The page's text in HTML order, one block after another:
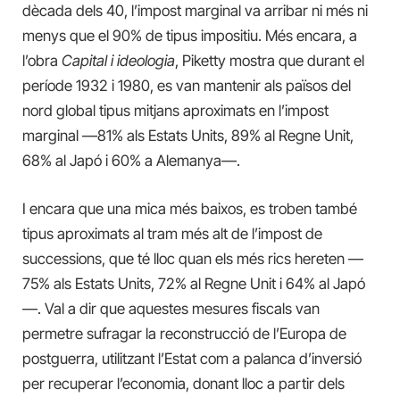
dècada dels 40, l’impost marginal va arribar ni més ni
menys que el 90% de tipus impositiu. Més encara, a
l’obra Capital i ideologia, Piketty mostra que durant el
període 1932 i 1980, es van mantenir als països del
nord global tipus mitjans aproximats en l’impost
marginal —81% als Estats Units, 89% al Regne Unit,
68% al Japó i 60% a Alemanya—.
I encara que una mica més baixos, es troben també
tipus aproximats al tram més alt de l’impost de
successions, que té lloc quan els més rics hereten —
75% als Estats Units, 72% al Regne Unit i 64% al Japó
—. Val a dir que aquestes mesures fiscals van
permetre sufragar la reconstrucció de l’Europa de
postguerra, utilitzant l’Estat com a palanca d’inversió
per recuperar l’economia, donant lloc a partir dels